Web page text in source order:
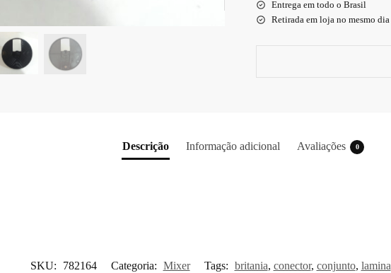
Entrega em todo o Brasil
Retirada em loja no mesmo dia
Descrição Informação adicional Avaliações 0
SKU: 782164 Categoria: Mixer Tags: britania, conector, conjunto, lamina